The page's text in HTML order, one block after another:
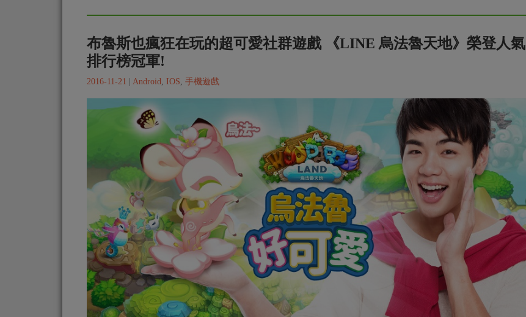
布魯斯也瘋狂在玩的超可愛社群遊戲 《LINE 烏法魯天地》榮登人氣
排行榜冠軍!
2016-11-21 Android, IOS, 手機遊戲